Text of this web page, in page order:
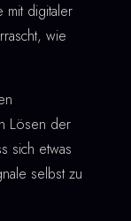
digitaler
wie
Lösen der
sich etwas
selbst zu